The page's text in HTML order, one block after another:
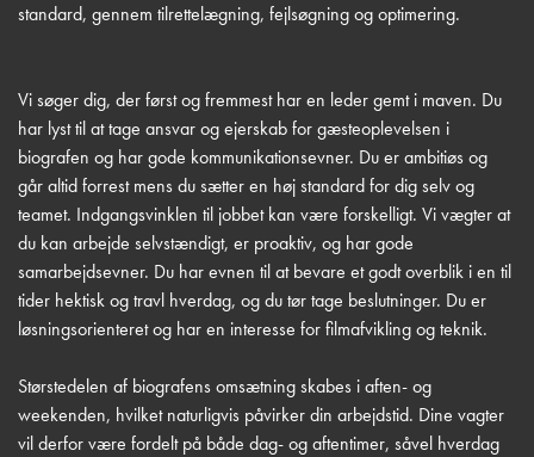
standard, gennem tilrettelægning, fejlsøgning og optimering.
Vi søger dig, der først og fremmest har en leder gemt i maven. Du
har lyst til at tage ansvar og ejerskab for gæsteoplevelsen i
biografen og har gode kommunikationsevner. Du er ambitiøs og
går altid forrest mens du sætter en høj standard for dig selv og
teamet. Indgangsvinklen til jobbet kan være forskelligt. Vi vægter at
du kan arbejde selvstændigt, er proaktiv, og har gode
samarbejdsevner. Du har evnen til at bevare et godt overblik i en til
tider hektisk og travl hverdag, og du tør tage beslutninger. Du er
løsningsorienteret og har en interesse for filmafvikling og teknik.
Størstedelen af biografens omsætning skabes i aften- og
weekenden, hvilket naturligvis påvirker din arbejdstid. Dine vagter
vil derfor være fordelt på både dag- og aftentimer, såvel hverdag